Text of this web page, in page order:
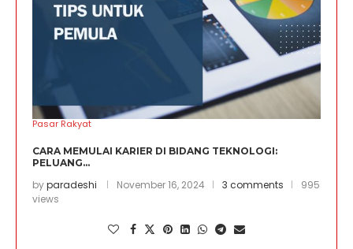
Pasar Rakyat
CARA MEMULAI KARIER DI BIDANG TEKNOLOGI:
PELUANG...
byparadeshi November 16, 2024 3 comments
995
views